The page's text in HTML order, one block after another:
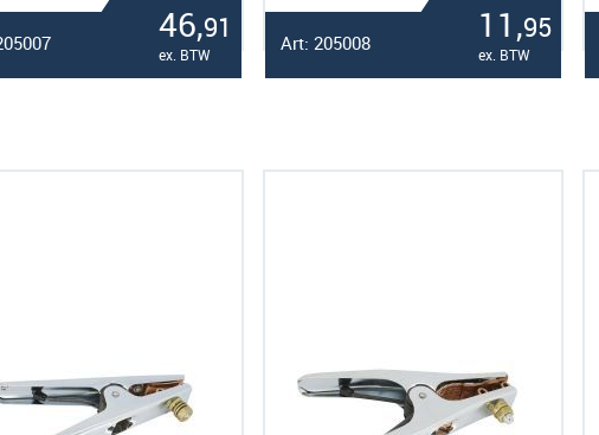
46,91
ex. BTW
11,95
ex. BTW
Art: 205008